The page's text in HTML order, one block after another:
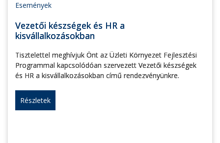
Események
Vezetői készségek és HR a
kisvállalkozásokban
Tisztelettel meghívjuk Önt az Üzleti Környezet Fejlesztési
Programmal kapcsolódóan szervezett Vezetői készségek
és HR a kisvállalkozásokban című rendezvényünkre.
Részletek